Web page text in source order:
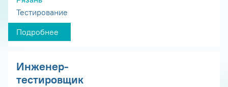
Тестирование
Подробнее
Инженер-
тестировщик